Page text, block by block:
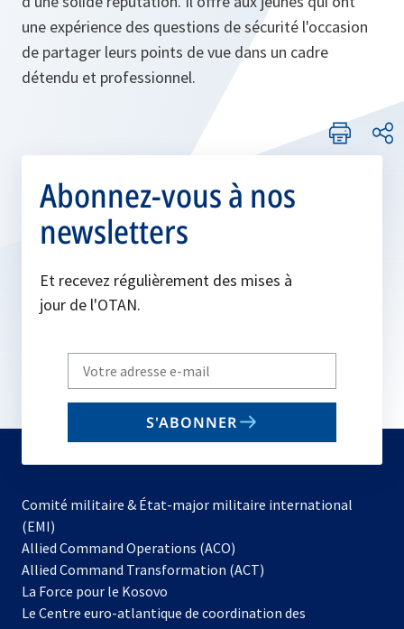
une expérience des questions de sécurité l'occasion
de partager leurs points de vue dans un cadre
détendu et professionnel.
Abonnez-vous à nos
newsletters
Et recevez régulièrement des mises à
jour de l'OTAN.
Write
your
email
S'ABONNER
Comité militaire & État-major militaire international
(EMI)
Allied Command Operations (ACO)
dans
nouvel
Allied Command Transformation (ACT)
La Force pour le Kosovo
dans
Le Centre euro-atlantique de coordination des